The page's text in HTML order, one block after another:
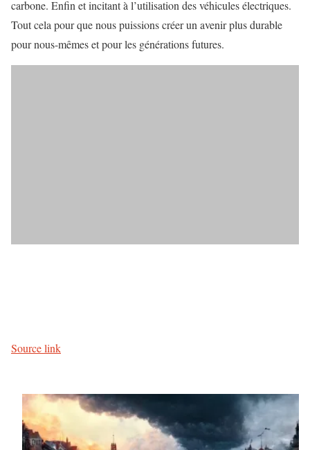
carbone. Enfin et incitant à l’utilisation des véhicules électriques.
Tout cela pour que nous puissions créer un avenir plus durable
pour nous-mêmes et pour les générations futures.
Source link